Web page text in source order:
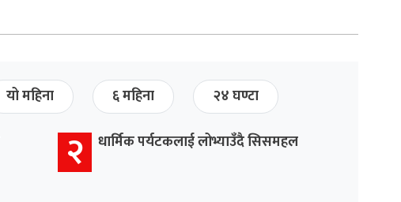
यो महिना ६ महिना २४ घण्टा
२ धार्मिक पर्यटकलाई लोभ्याउँदै सिसमहल